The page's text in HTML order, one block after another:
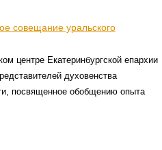
совещание уральского
центре Екатеринбургской епархии
духовенства
посвященное обобщению опыта